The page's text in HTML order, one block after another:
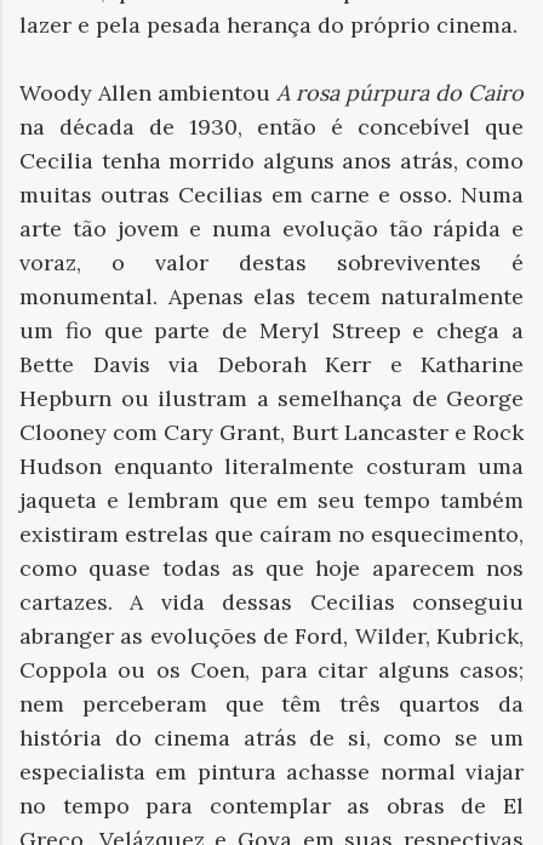
lazer e pela pesada herança do próprio cinema.
Woody Allen ambientou A rosa púrpura do Cairo
na década de 1930, então é concebível que
Cecilia tenha morrido alguns anos atrás, como
muitas outras Cecilias em carne e osso. Numa
arte tão jovem e numa evolução tão rápida e
voraz, o valor destas sobreviventes é
monumental. Apenas elas tecem naturalmente
um fio que parte de Meryl Streep e chega a
Bette Davis via Deborah Kerr e Katharine
Hepburn ou ilustram a semelhança de George
Clooney com Cary Grant, Burt Lancaster e Rock
Hudson enquanto literalmente costuram uma
jaqueta e lembram que em seu tempo também
existiram estrelas que caíram no esquecimento,
como quase todas as que hoje aparecem nos
cartazes. A vida dessas Cecilias conseguiu
abranger as evoluções de Ford, Wilder, Kubrick,
Coppola ou os Coen, para citar alguns casos;
nem perceberam que têm três quartos da
história do cinema atrás de si, como se um
especialista em pintura achasse normal viajar
no tempo para contemplar as obras de El